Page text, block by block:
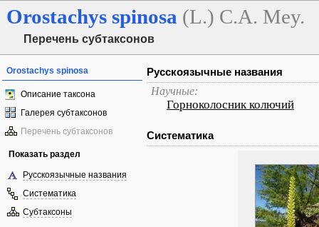
Orostachys spinosa (L.) C.A. Mey.
Перечень субтаксонов
Orostachys spinosa
Описание таксона
Галерея субтаксонов
Перечень субтаксонов
Показать раздел
Русскоязычные названия
Систематика
Субтаксоны
Русскоязычные названия
Научные:
Горноколосник колючий
Систематика